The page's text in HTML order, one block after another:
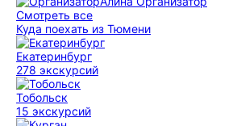
Смотреть все
Куда поехать из Тюмени
Екатеринбург
278 экскурсий
Тобольск
15 экскурсий